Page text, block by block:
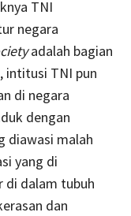
TNI
negara
adalah bagian
intitusi TNI pun
di negara
dengan
diawasi malah
yang di
di dalam tubuh
dan